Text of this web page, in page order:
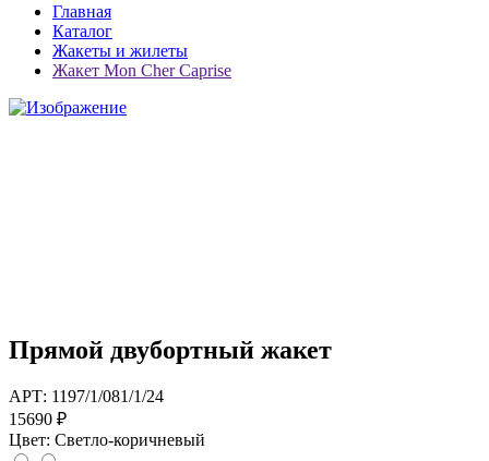
Главная
Каталог
Жакеты и жилеты
Жакет Mon Cher Caprise
Прямой двубортный жакет
АРТ: 1197/1/081/1/24
15690 ₽
Цвет: Светло-коричневый